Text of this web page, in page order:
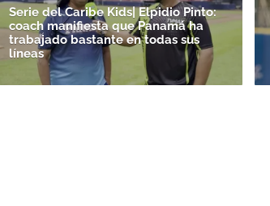
Serie del Caribe Kids| Elpidio Pinto:
coach manifiesta que Panamá ha
trabajado bastante en todas sus
líneas